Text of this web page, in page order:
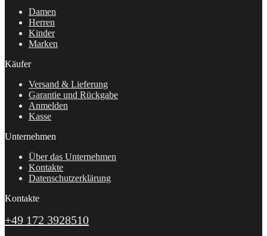
Damen
Herren
Kinder
Marken
Käufer
Versand & Lieferung
Garantie und Rückgabe
Anmelden
Kasse
Unternehmen
Über das Unternehmen
Kontakte
Datenschutzerklärung
Kontakte
+49 172 3928510